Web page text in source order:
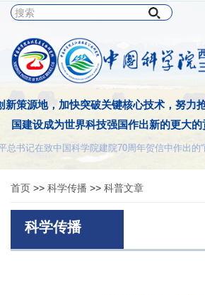
新策源地，加快突破关键核心技术，努力
国建设成为世界科技强国作出新的更大的
书记在致中国科学院建院70周年贺信中作出的“
首页 >> 科学传播 >> 科普文章
科学传播